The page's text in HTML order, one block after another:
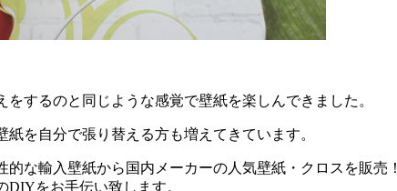
するのと同じような感覚で壁紙を楽しんできました。
を自分で張り替える方も増えてきています。
な輸入壁紙から国内メーカーの人気壁紙・クロスを販売！
をお手伝い致します。